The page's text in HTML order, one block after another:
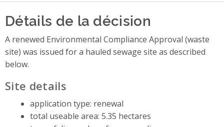
Détails de la décision
A renewed Environmental Compliance Approval (waste
site) was issued for a hauled sewage site as described
below.
Site details
application type: renewal
total useable area: 5.35 hectares